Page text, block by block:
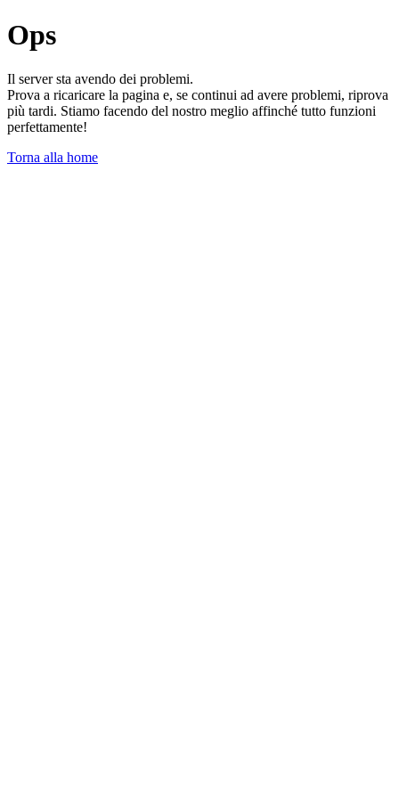
Ops
Il server sta avendo dei problemi.
Prova a ricaricare la pagina e, se continui ad avere problemi, riprova
più tardi. Stiamo facendo del nostro meglio affinché tutto funzioni
perfettamente!
Torna alla home